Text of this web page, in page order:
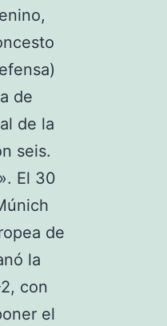
de
de la
seis.
El 30
de
la
con
el